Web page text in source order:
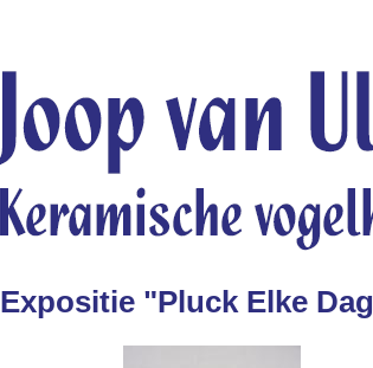
Expositie "Pluck Elke